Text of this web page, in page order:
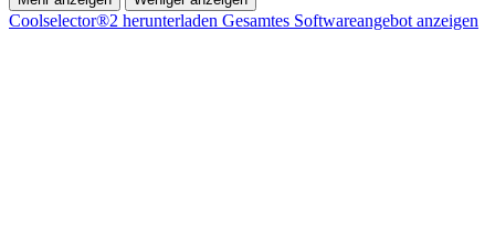
Coolselector®2 herunterladen Gesamtes Softwareangebot anzeigen